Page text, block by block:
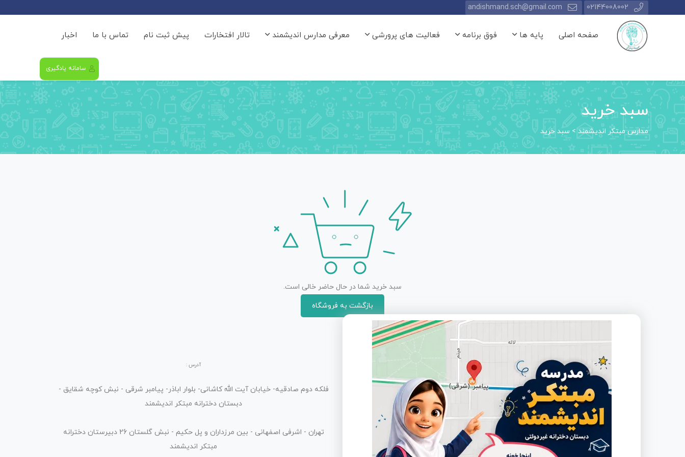
02144008002
andishmand.sch@gmail.com
صفحه اصلی پایه ها فوق برنامه فعالیت های پرورشی معرفی مدارس اندیشمند تالار افتخارات پیش ثبت نام تماس با ما اخبار
سامانه یادگیری
سبد خرید
مدارس مبتکر اندیشمند > سبد خرید
سبد خرید شما در حال حاضر خالی است.
بازگشت به فروشگاه
آدرس :
فلکه دوم صادقیه- خیابان آیت الله کاشانی- بلوار اباذر- پیامبر شرقی - نبش کوچه شقایق -
دبستان دخترانه مبتکر اندیشمند
تهران - اشرفی اصفهانی - بین مرزداران و پل حکیم - نبش گلستان 26 دبیرستان دخترانه
مبتکر اندیشمند